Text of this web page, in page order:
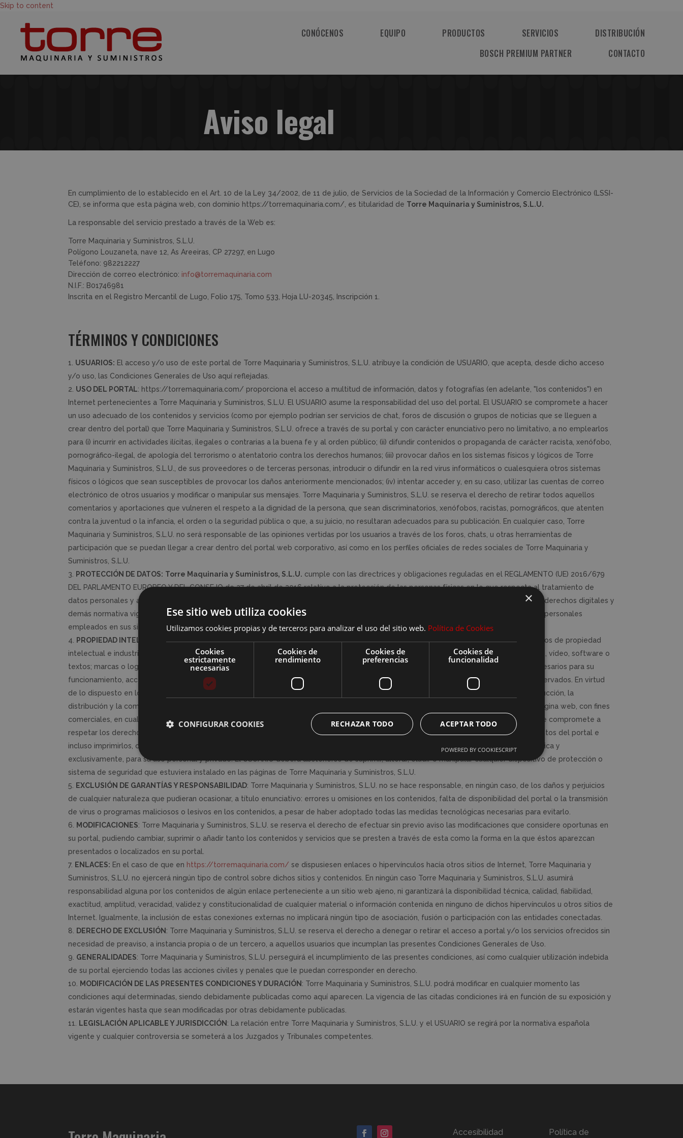
Skip to content
CONÓCENOS EQUIPO PRODUCTOS SERVICIOS
DISTRIBUCIÓN
BOSCH PREMIUM PARTNER
CONTACTO
Aviso legal
En cumplimiento de lo establecido en el Art. 10 de la Ley 34/2002, de 11 de julio, de Servicios de la Sociedad de la Información y Comercio Electrónico (LSSI-
CE), se informa que esta página web, con dominio https://torremaquinaria.com/, es titularidad de Torre Maquinaria y Suministros, S.L.U.
La responsable del servicio prestado a través de la Web es:
Torre Maquinaria y Suministros, S.L.U.
Polígono Louzaneta, nave 12, As Areeiras, CP 27297, en Lugo
Teléfono: 982212227
Dirección de correo electrónico: info@torremaquinaria.com
N.I.F.: B01746981
Inscrita en el Registro Mercantil de Lugo, Folio 175, Tomo 533, Hoja LU-20345, Inscripción 1.
TÉRMINOS Y CONDICIONES
USUARIOS: El acceso y/o uso de este portal de Torre Maquinaria y Suministros, S.L.U. atribuye la condición de USUARIO, que acepta, desde dicho acceso
y/o uso, las Condiciones Generales de Uso aquí reflejadas.
USO DEL PORTAL: https://torremaquinaria.com/ proporciona el acceso a multitud de información, datos y fotografías (en adelante, "los contenidos") en
Internet pertenecientes a Torre Maquinaria y Suministros, S.L.U. El USUARIO asume la responsabilidad del uso del portal. El USUARIO se compromete a hacer
un uso adecuado de los contenidos y servicios (como por ejemplo podrían ser servicios de chat, foros de discusión o grupos de noticias que se lleguen a
crear dentro del portal) que Torre Maquinaria y Suministros, S.L.U. ofrece a través de su portal y con carácter enunciativo pero no limitativo, a no emplearlos
para (i) incurrir en actividades ilícitas, ilegales o contrarias a la buena fe y al orden público; (ii) difundir contenidos o propaganda de carácter racista, xenófobo,
pornográfico-ilegal, de apología del terrorismo o atentatorio contra los derechos humanos; (iii) provocar daños en los sistemas físicos y lógicos de Torre
Maquinaria y Suministros, S.L.U., de sus proveedores o de terceras personas, introducir o difundir en la red virus informáticos o cualesquiera otros sistemas
físicos o lógicos que sean susceptibles de provocar los daños anteriormente mencionados; (iv) intentar acceder y, en su caso, utilizar las cuentas de correo
electrónico de otros usuarios y modificar o manipular sus mensajes. Torre Maquinaria y Suministros, S.L.U. se reserva el derecho de retirar todos aquellos
comentarios y aportaciones que vulneren el respeto a la dignidad de la persona, que sean discriminatorios, xenófobos, racistas, pornográficos, que atenten
contra la juventud o la infancia, el orden o la seguridad pública o que, a su juicio, no resultaran adecuados para su publicación. En cualquier caso, Torre
Maquinaria y Suministros, S.L.U. no será responsable de las opiniones vertidas por los usuarios a través de los foros, chats, u otras herramientas de
participación que se puedan llegar a crear dentro del portal web corporativo, así como en los perfiles oficiales de redes sociales de Torre Maquinaria y
Suministros, S.L.U.
PROTECCIÓN DE DATOS: Torre Maquinaria y Suministros, S.L.U. cumple con las directrices y obligaciones reguladas en el REGLAMENTO (UE) 2016/679
DEL PARLAMENTO EUROPEO Y DEL CONSEJO de 27 de abril de 2016 relativo a la protección de las personas físicas en lo que respecta al tratamiento de
datos personales y a la libre circulación de estos datos, la Ley Orgánica 3/2018, de 5 de diciembre, de protección de datos y garantía de derechos digitales y
demás normativa vigente sobre protección de datos en cada momento, y vela por garantizar un correcto uso y tratamiento de los datos personales
empleados en sus sistemas de información, así como su confidencialidad, integridad, disponibilidad y resiliencia en todo momento.
PROPIEDAD INTELECTUAL E INDUSTRIAL: Torre Maquinaria y Suministros, S.L.U. por sí o como cesionaria, es titular de todos los derechos de propiedad
intelectual e industrial de su página web, así como de los elementos contenidos en la misma (a título enunciativo, imágenes, sonido, audio, vídeo, software o
textos; marcas o logotipos, combinaciones de colores, estructura y diseño, selección de materiales usados, programas de ordenador necesarios para su
funcionamiento, acceso y uso, etc.), titularidad de Torre Maquinaria y Suministros, S.L.U. o bien de sus licenciantes. Todos los derechos reservados. En virtud
de lo dispuesto en los artículos 8 y 32.1, párrafo segundo, de la Ley de Propiedad Intelectual, quedan expresamente prohibidas la reproducción, la
distribución y la comunicación pública, incluida su modalidad de puesta a disposición, de la totalidad o parte de los contenidos de esta página web, con fines
comerciales, en cualquier soporte y por cualquier medio técnico, sin la autorización de Torre Maquinaria y Suministros, S.L.U. El USUARIO se compromete a
respetar los derechos de Propiedad Intelectual e Industrial titularidad de Torre Maquinaria y Suministros, S.L.U. Podrá visualizar los elementos del portal e
incluso imprimirlos, copiarlos y almacenarlos en el disco duro de su ordenador o en cualquier otro soporte físico siempre y cuando sea, única y
exclusivamente, para su uso personal y privado. El USUARIO deberá abstenerse de suprimir, alterar, eludir o manipular cualquier dispositivo de protección o
sistema de seguridad que estuviera instalado en las páginas de Torre Maquinaria y Suministros, S.L.U.
EXCLUSIÓN DE GARANTÍAS Y RESPONSABILIDAD: Torre Maquinaria y Suministros, S.L.U. no se hace responsable, en ningún caso, de los daños y perjuicios
de cualquier naturaleza que pudieran ocasionar, a título enunciativo: errores u omisiones en los contenidos, falta de disponibilidad del portal o la transmisión
de virus o programas maliciosos o lesivos en los contenidos, a pesar de haber adoptado todas las medidas tecnológicas necesarias para evitarlo.
MODIFICACIONES: Torre Maquinaria y Suministros, S.L.U. se reserva el derecho de efectuar sin previo aviso las modificaciones que considere oportunas en
su portal, pudiendo cambiar, suprimir o añadir tanto los contenidos y servicios que se presten a través de esta como la forma en la que éstos aparezcan
presentados o localizados en su portal.
ENLACES: En el caso de que en https://torremaquinaria.com/ se dispusiesen enlaces o hipervínculos hacía otros sitios de Internet, Torre Maquinaria y
Suministros, S.L.U. no ejercerá ningún tipo de control sobre dichos sitios y contenidos. En ningún caso Torre Maquinaria y Suministros, S.L.U. asumirá
responsabilidad alguna por los contenidos de algún enlace perteneciente a un sitio web ajeno, ni garantizará la disponibilidad técnica, calidad, fiabilidad,
exactitud, amplitud, veracidad, validez y constitucionalidad de cualquier material o información contenida en ninguno de dichos hipervínculos u otros sitios de
Internet. Igualmente, la inclusión de estas conexiones externas no implicará ningún tipo de asociación, fusión o participación con las entidades conectadas.
DERECHO DE EXCLUSIÓN : Torre Maquinaria y Suministros, S.L.U. se reserva el derecho a denegar o retirar el acceso a portal y/o los servicios ofrecidos sin
necesidad de preaviso, a instancia propia o de un tercero, a aquellos usuarios que incumplan las presentes Condiciones Generales de Uso.
GENERALIDADES: Torre Maquinaria y Suministros, S.L.U. perseguirá el incumplimiento de las presentes condiciones, así como cualquier utilización indebida
de su portal ejerciendo todas las acciones civiles y penales que le puedan corresponder en derecho.
MODIFICACIÓN DE LAS PRESENTES CONDICIONES Y DURACIÓN : Torre Maquinaria y Suministros, S.L.U. podrá modificar en cualquier momento las
condiciones aquí determinadas, siendo debidamente publicadas como aquí aparecen. La vigencia de las citadas condiciones irá en función de su exposición y
estarán vigentes hasta que sean modificadas por otras debidamente publicadas.
LEGISLACIÓN APLICABLE Y JURISDICCIÓN : La relación entre Torre Maquinaria y Suministros, S.L.U. y el USUARIO se regirá por la normativa española
vigente y cualquier controversia se someterá a los Juzgados y Tribunales competentes.
Accesibilidad Política de
×
Ese sitio web utiliza cookies
Utilizamos cookies propias y de terceros para analizar el uso del sitio web. Política de Cookies
Cookies
estrictamente
necesarias
Cookies de
rendimiento
Cookies de
preferencias
Cookies de
funcionalidad
ACEPTAR TODO
RECHAZAR TODO
CONFIGURAR COOKIES
POWERED BY COOKIESCRIPT